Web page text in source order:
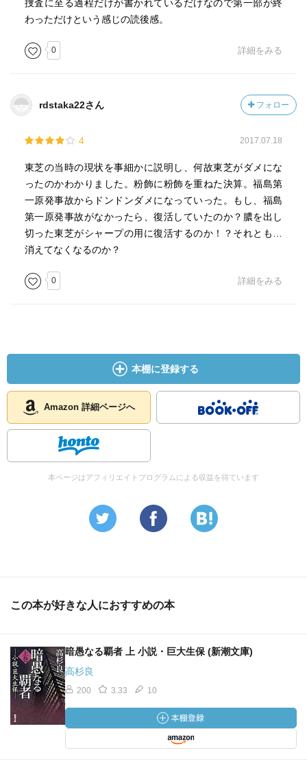
捜査に至る過程だけが書かれているだけなので第一部が終
わっただけという感じの読後感。
0 詳細をみる
rdstaka22さん フォロー
4 2017.07.18
東芝の当時の現状を事細かに説明し、何故東芝がダメにな
ったのかわかりました。粉飾に粉飾を重ねた決算。福島第
一原発事故からドンドンダメになっていった。もし、福島
第一原発事故がなかったら、復活していたのか？膿を出し
切った東芝がシャープの用に復活するのか！？それとも…
消えてなくなるのか？
0 詳細をみる
本棚に登録する
Amazon 詳細ページへ
本ページはアフィリエイトプログラムによる収益を得ています
この本が好きな人におすすめの本
暗愚なる覇者 上 小説・巨大生保 (新潮文庫)
高杉良
200 3.33 10